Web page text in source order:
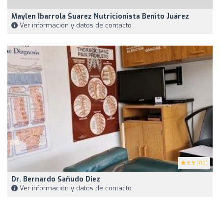
Maylen Ibarrola Suarez Nutricionista Benito Juárez
Ver información y datos de contacto
3.9 (119)
Dr. Bernardo Sañudo Diez
Ver información y datos de contacto